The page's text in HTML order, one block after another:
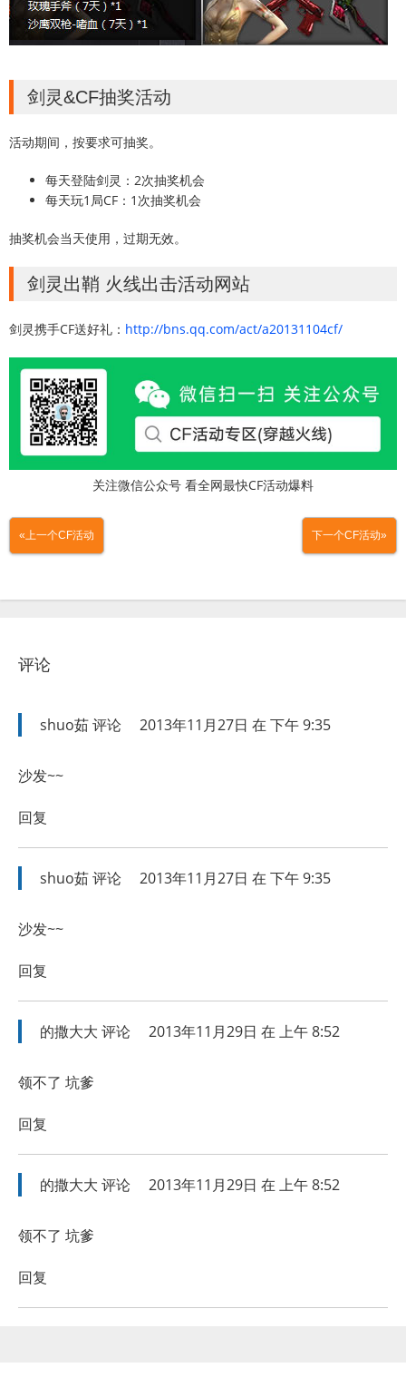
剑灵&CF抽奖活动
活动期间，按要求可抽奖。
每天登陆剑灵：2次抽奖机会
每天玩1局CF：1次抽奖机会
抽奖机会当天使用，过期无效。
剑灵出鞘 火线出击活动网站
剑灵携手CF送好礼： http://bns.qq.com/act/a20131104cf/
关注微信公众号 看全网最快CF活动爆料
«上一个CF活动 下一个CF活动»
评论
shuo茹评论 2013年11月27日 在 下午 9:35
沙发~~
回复
shuo茹评论 2013年11月27日 在 下午 9:35
沙发~~
回复
的撒大大 评论 2013年11月29日 在 上午 8:52
领不了 坑爹
回复
的撒大大 评论 2013年11月29日 在 上午 8:52
领不了 坑爹
回复